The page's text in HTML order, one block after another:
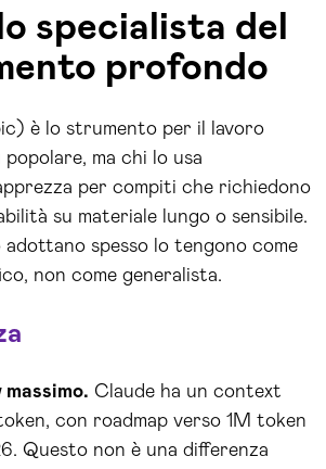
specialista del
profondo
è lo strumento per il lavoro
ma chi lo usa
per compiti che richiedono
su materiale lungo o sensibile.
adottano spesso lo tengono come
non come generalista.
Claude ha un context
con roadmap verso 1M token
Questo non è una differenza